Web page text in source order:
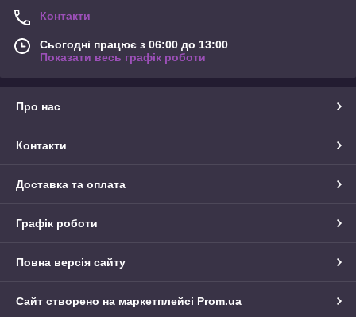
Контакти
Сьогодні працює з 06:00 до 13:00
Показати весь графік роботи
Про нас
Контакти
Доставка та оплата
Графік роботи
Повна версія сайту
Сайт створено на маркетплейсі Prom.ua